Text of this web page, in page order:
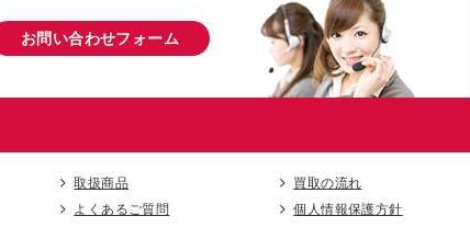
お問い合わせフォーム
取扱商品
買取の流れ
よくあるご質問
個人情報保護方針